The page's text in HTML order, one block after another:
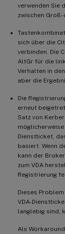
verwenden Sie
zwischen Groß-
sich über die
verbinden. Die
AltGr für die
Verhalten in
aber die
Die
erneut
Satz von
Dienstticket,
basiert. Wenn
kann der
zum VDA
Registrierung
Dieses
VDA-
langlebig sind,
Als